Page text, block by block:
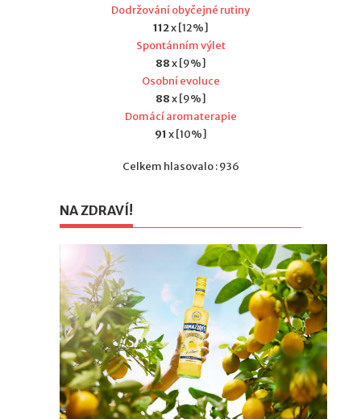
Dodržování obyčejné rutiny
112x [12%]
Spontánním výlet
88x [9%]
Osobní evoluce
88x [9%]
Domácí aromaterapie
91 x [10%]
Celkem hlasovalo : 936
NA ZDRAVÍ!